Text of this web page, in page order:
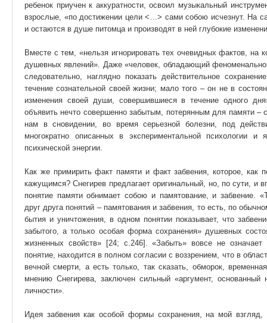
ребенок приучен к аккуратности, освоил музыкальный
взрослые, «по достижении цели <…> сами собою исчезнут. На
и остаются в душе питомца и производят в ней глубокие
Вместе с тем, «нельзя игнорировать тех очевидных фактов, на
душевных явлений». Даже «человек, обладающий
следовательно, наглядно показать действительное
течение сознательной своей жизни; мало того – он не в
изменения своей души, совершившиеся в течение одного
объявить нечто совершенно забытым, потерянным для памяти –
нам в сновидении, во время серьезной болезни, под
многократно описанных в экспериментальной психологии
психической энергии.
Как же примирить факт памяти и факт забвения, которое, как
кажущимся? Снегирев предлагает оригинальный, но, по сути, и
понятие памяти обнимает собою и памятование, и забвение.
друг друга понятий – памятования и забвения, то есть, по
бытия и уничтожения, в одном понятии показывает, что
забытого, а только особая форма сохранения» душевных
жизненных свойств» [24; с.246]. «Забыть» вовсе не
понятие, находится в полном согласии с воззрением, что в
вечной смерти, а есть только, так сказать, обморок,
мнению Снегирева, заключен сильный «аргумент,
личности».
Идея забвения как особой формы сохранения, на мой взгляд,